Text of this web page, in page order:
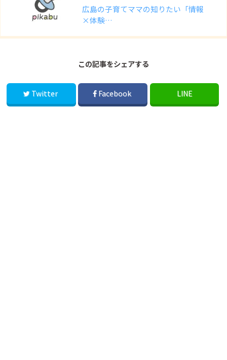
広島の子育てママの知りたい「情報
×体験…
この記事をシェアする
Twitter Facebook LINE